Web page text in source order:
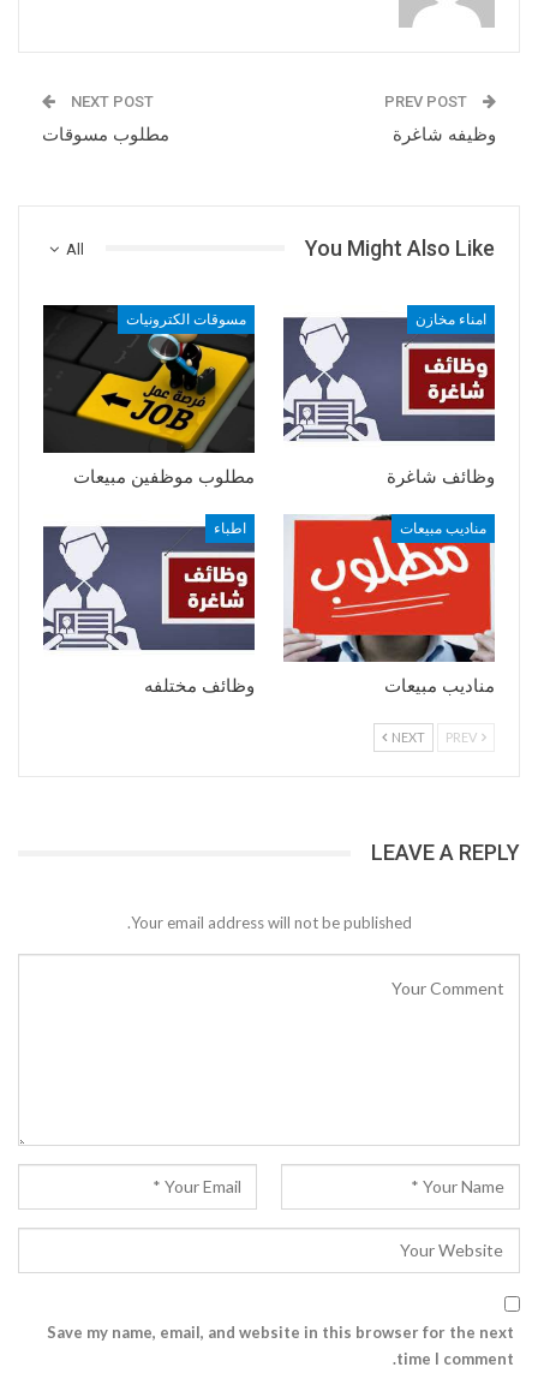
وظيفه شاغرة
NEXT POST
مطلوب مسوقات
All You Might Also Like
امناء مخازن
وظائف شاغرة
مسوقات الكترونيات
مطلوب موظفين مبيعات
مناديب مبيعات
مناديب مبيعات
اطباء
وظائف مختلفه
NEXT
LEAVE A REPLY
Your email address will not be published.
Save my name, email, and website in this browser for the next
time I comment.